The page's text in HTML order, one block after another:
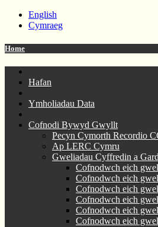
English
Cymraeg
Home
Hafan
Ymholiadau Data
Cofnodi Bywyd Gwyllt
Pecyn Cymorth Recordio
Ap LERC Cymru
Gweliadau Cyffredin a
Cofnodwch eich
Cofnodwch eich
Cofnodwch eich
Cofnodwch eich
Cofnodwch eich
Cofnodwch eich